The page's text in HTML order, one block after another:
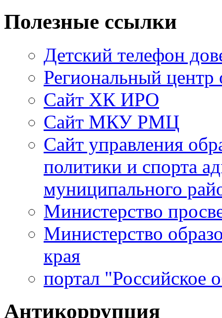
Полезные ссылки
Детский телефон
Региональный центр
Сайт ХК ИРО
Сайт МКУ РМЦ
Сайт управления
политики и спорта
муниципального
Министерство
Министерство
края
портал "Российское
Антикоррупция